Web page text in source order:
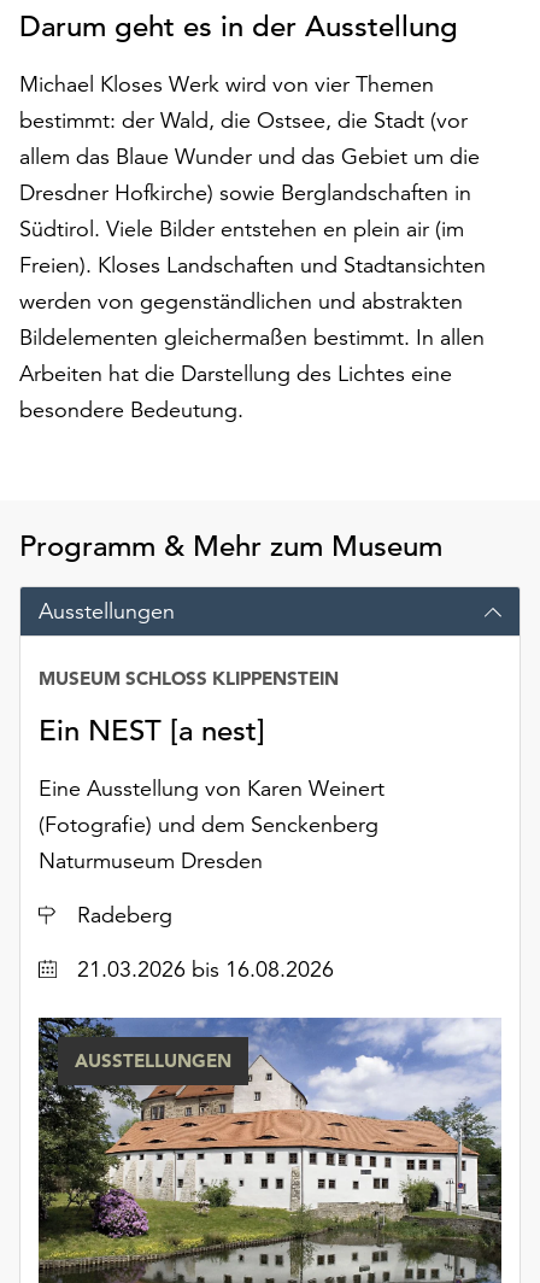
zu
anonymen
Statistikzwecken
genutzt
werden.
Klicken
Sie
auf
„Alle
akzeptieren“,
um
alle
Cookies
zu
akzeptieren.
Einverständnis
jederzeit
ändern
und
widerrufen.
Dafür
Ihnen
Ende
der
Seite
die
„Cookie-
zur
Funktionale
Cookies
werden
auch
ohne
Ihr
Einverständnis
weiterhin
ausgeführt.
Darum geht es in der Ausstellung
Michael Kloses Werk wird von vier Themen
bestimmt: der Wald, die Ostsee, die Stadt (vor
allem das Blaue Wunder und das Gebiet um die
Dresdner Hofkirche) sowie Berglandschaften in
Südtirol. Viele Bilder entstehen en plein air (im
Freien). Kloses Landschaften und Stadtansichten
werden von gegenständlichen und abstrakten
Bildelementen gleichermaßen bestimmt. In allen
Arbeiten hat die Darstellung des Lichtes eine
besondere Bedeutung.
Programm & Mehr zum Museum
Ausstellungen
Ein NEST [a nest]
MUSEUM SCHLOSS KLIPPENSTEIN
Eine Ausstellung von Karen Weinert
(Fotografie) und dem Senckenberg
Naturmuseum Dresden
Ort
Radeberg
Datum21.03.2026 bis 16.08.2026
AUSSTELLUNGEN